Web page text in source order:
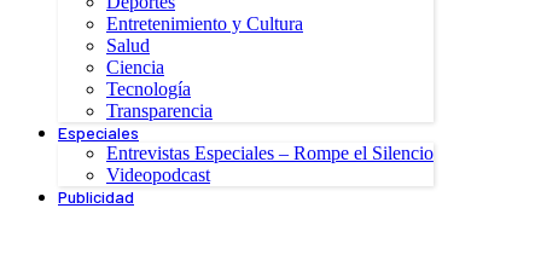
Entretenimiento y Cultura
Salud
Ciencia
Tecnología
Transparencia
Especiales
Entrevistas Especiales – Rompe el Silencio
Videopodcast
Publicidad